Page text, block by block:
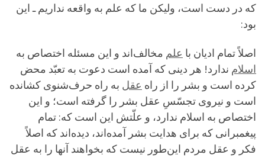
که در دست است، ولیکن ما که علم به واقعه نداریم ـ این
بود:
اصلاً تمام ادیان با علم مخالف‌اند و این مسئله اختصاص به
اسلام ندارد! هر دینی که آمده است دعوت به تعبّد محض
کرده است و بشر را از راه عقل به راه حرف‌شنوی کشانده
است و نیروی تجسّسِ عقل بشر را گرفته است؛ و این
اختصاص به اسلام ندارد، و علّتش این است که: تمام
پیغمبرانی که برای هدایت بشر آمده‌اند، دیده‌اند که اصلاً
فکر و عقل مردم این‌طور نیست که بخواهند آنها را به عقل